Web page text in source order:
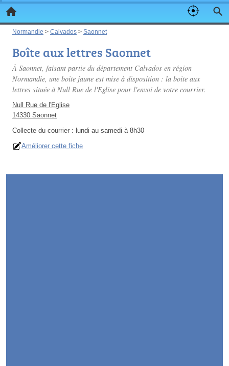
Normandie > Calvados > Saonnet
Boîte aux lettres Saonnet
À Saonnet, faisant partie du département Calvados en région
Normandie, une boite jaune est mise à disposition : la boite aux
lettres située à Null Rue de l'Eglise pour l'envoi de votre courrier.
Null Rue de l'Eglise
14330 Saonnet
Collecte du courrier : lundi au samedi à 8h30
Améliorer cette fiche